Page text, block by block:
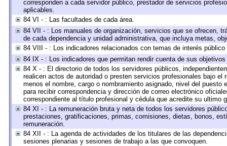
corresponden a cada servidor público, prestador de servicios
aplicables.
84 VI - : Las facultades de cada área.
84 VII - : Los manuales de organización, servicios que se ofrecen,
de cada dependencia y unidad administrativa, que incluya metas,
84 VIII - : Los indicadores relacionados con temas de interés
84 IX - : Los indicadores que permitan rendir cuenta de sus
84 X - : El directorio de todos los servidores públicos,
realicen actos de autoridad o presten servicios profesionales bajo
menos el nombre, cargo o nombramiento asignado, nivel del
para recibir correspondencia y dirección de correo electrónico
correspondiente al título profesional y cédula que acredite su ultimo
84 XI - : La remuneración bruta y neta de todos los servidores
prestaciones, gratificaciones, primas, comisiones, dietas, bonos,
remuneración.
84 XII - : La agenda de actividades de los titulares de las
sesiones plenarias y sesiones de trabajo a las que convoquen.